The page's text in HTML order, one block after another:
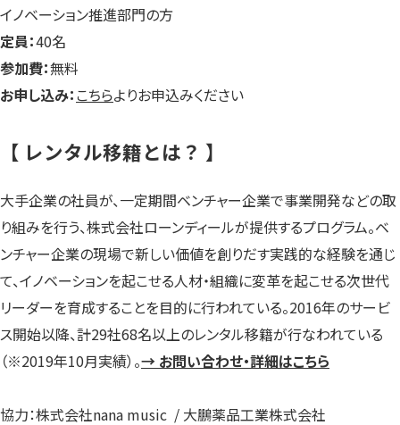
イノベーション推進部門の方
定員：40名
参加費：無料
お申し込み： こちらよりお申込みください
【 レンタル移籍とは？ 】
大手企業の社員が、一定期間ベンチャー企業で事業開発などの取
り組みを行う、株式会社ローンディールが提供するプログラム。ベ
ンチャー企業の現場で新しい価値を創りだす実践的な経験を通じ
て、イノベーションを起こせる人材・組織に変革を起こせる次世代
リーダーを育成することを目的に行われている。2016年のサービ
ス開始以降、計29社68名以上のレンタル移籍が行なわれている
（※2019年10月実績）。→ お問い合わせ・詳細はこちら
協力：株式会社nana music / 大鵬薬品工業株式会社